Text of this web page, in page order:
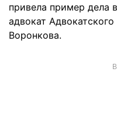
привела пример дела
адвокат
Воронкова.